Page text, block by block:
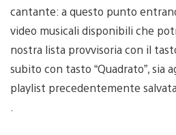
cantante: a questo punto
video musicali disponibili che
nostra lista provvisoria con il
subito con tasto “Quadrato”, sia
playlist precedentemente